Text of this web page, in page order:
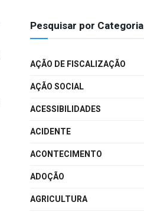
Pesquisar por Categoria
AÇÃO DE FISCALIZAÇÃO
AÇÃO SOCIAL
ACESSIBILIDADES
ACIDENTE
ACONTECIMENTO
ADOÇÃO
AGRICULTURA